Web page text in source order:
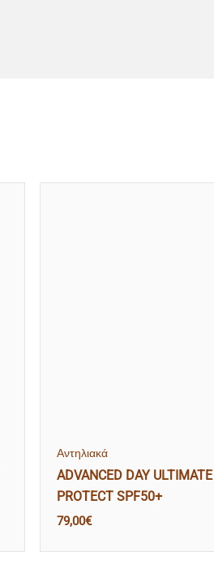
Αντηλιακά
ADVANCED DAY ULTIMATE
PROTECT SPF50+
79,00€